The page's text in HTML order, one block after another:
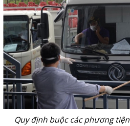
Quy định buộc các phương